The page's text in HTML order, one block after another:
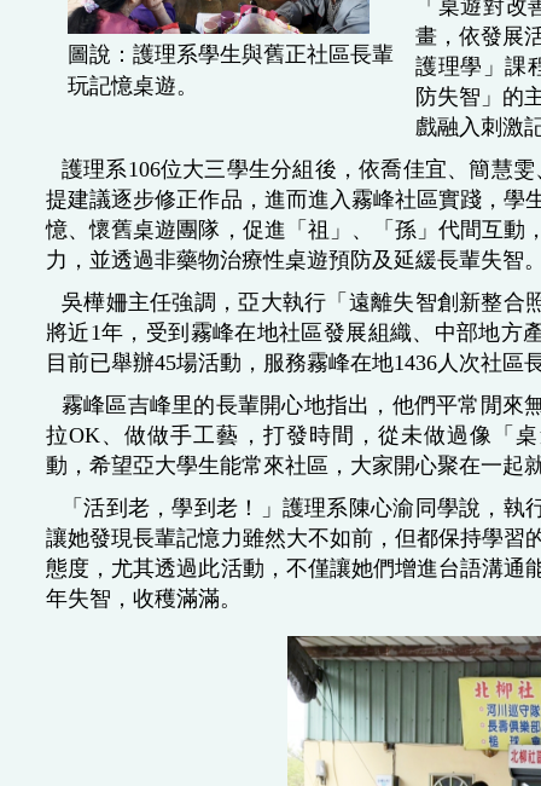
圖說： 護理系學生與舊正社區長輩
玩記憶桌遊。
「桌遊對
畫，依發展
護理學」課
防失智」的
戲融入刺激
護理系106位大三學生分組後，依喬佳宜、簡慧
提建議逐步修正作品，進而進入霧峰社區實踐，學
憶、懷舊桌遊團隊，促進「祖」、「孫」代間互動
力，並透過非藥物治療性桌遊預防及延緩長輩失智
吳樺姍主任強調，亞大執行「遠離失智創新整合
將近1年，受到霧峰在地社區發展組織、中部地方
目前已舉辦45場活動，服務霧峰在地1436人次社區
霧峰區吉峰里的長輩開心地指出，他們平常閒來
拉OK、做做手工藝，打發時間，從未做過像「
動，希望亞大學生能常來社區，大家開心聚在一起
「活到老，學到老！」護理系陳心渝同學說，執
讓她發現長輩記憶力雖然大不如前，但都保持學習
態度，尤其透過此活動，不僅讓她們增進台語溝通
年失智，收穫滿滿。